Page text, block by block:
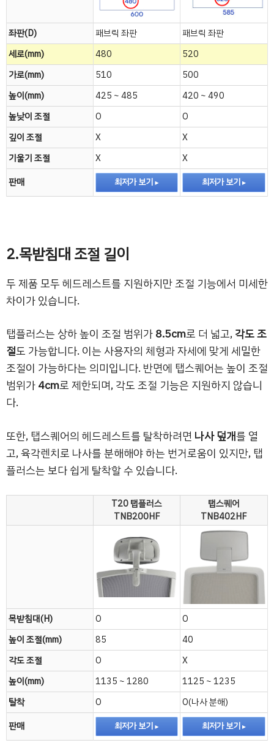
좌판(D) 패브릭 좌판
패브릭 좌판
세로(mm)
480
520
가로(mm)
510
500
높이(mm)
425 ~ 485
420 ~ 490
높낮이 조절
O
O
깊이 조절
X
X
기울기 조절
X
X
판매
최저가 보기 최저가 보기
2.목받침대 조절 길이
두 제품 모두 헤드레스트를 지원하지만 조절 기능에서 미세한
차이가 있습니다.
탭플러스는 상하 높이 조절 범위가8.5cm로 더 넓고,각도 조
절도 가능합니다. 이는 사용자의 체형과 자세에 맞게 세밀한
조절이 가능하다는 의미입니다. 반면에 탭스퀘어는 높이 조절
범위가4cm로 제한되며, 각도 조절 기능은 지원하지 않습니
다.
또한, 탭스퀘어의 헤드레스트를 탈착하려면 나사 덮개를 열
고, 육각렌치로 나사를 분해해야 하는 번거로움이 있지만, 탭
플러스는 보다 쉽게 탈착할 수 있습니다.
T20 탭플러스
TNB200HF
탭스퀘어
TNB402HF
목받침대(H) O
O
높이 조절(mm)
85
40
각도 조절
O
X
높이(mm)
1135 ~ 1280
1125 ~ 1235
탈착
O
O(나사 분해)
판매
최저가 보기 최저가 보기